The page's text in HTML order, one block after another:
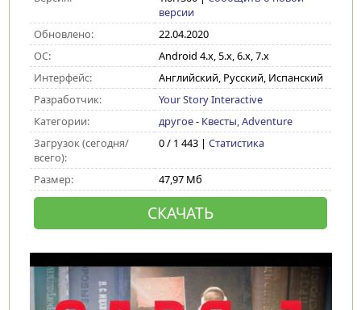
версии
Обновлено:
22.04.2020
ОС:
Android 4.x, 5.x, 6.x, 7.x
Интерфейс:
Английский, Русский, Испанский
Разработчик:
Your Story Interactive
Категории:
другое- Квесты, Adventure
Загрузок (сегодня/
всего):
0 / 1 443 | Статистика
Размер: 47,97 Мб
СКАЧАТЬ